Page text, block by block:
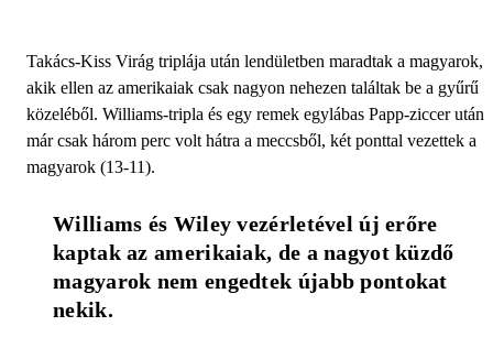
Takács-Kiss Virág triplája után lendületben maradtak a magyarok,
akik ellen az amerikaiak csak nagyon nehezen találtak be a gyűrű
közeléből. Williams-tripla és egy remek egylábas Papp-ziccer után
már csak három perc volt hátra a meccsből, két ponttal vezettek a
magyarok (13-11).
Williams és Wiley vezérletével új erőre
kaptak az amerikaiak, de a nagyot küzdő
magyarok nem engedtek újabb pontokat
nekik.